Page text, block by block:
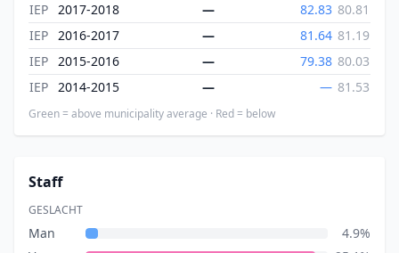
IEP 2017-2018 — 82.83 80.81
IEP 2016-2017 — 81.64 81.19
IEP 2015-2016 — 79.38 80.03
IEP 2014-2015 — — 81.53
Green = above municipality average · Red = below
Staff
GESLACHT
Man
4.9%